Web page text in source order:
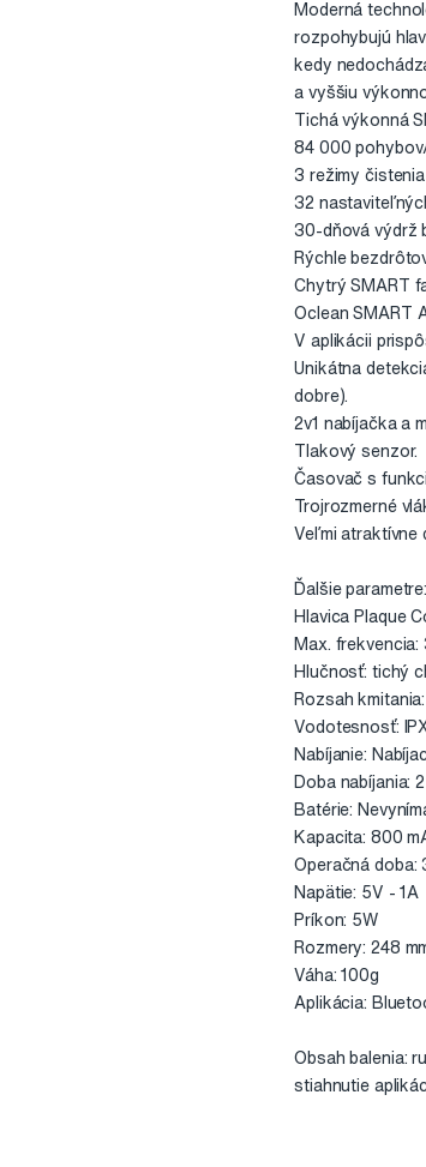
Moderná
rozpohybujú
kedy
a vyššiu
Tichá výkonná
84 000
3 režimy
32
30-dňová výdrž
Rýchle
Chytrý SMART
Oclean SMART
V aplikácii
Unikátna
dobre).
2v1 nabíjačka a
Tlakový senzor.
Časovač s
Trojrozmerné
Veľmi atraktívne
Ďalšie parametre:
Hlavica Plaque
Max. frekvencia:
Hlučnosť: tichý
Rozsah kmitania:
Vodotesnosť:
Nabíjanie:
Doba nabíjania:
Batérie:
Kapacita: 800
Operačná doba:
Napätie: 5V - 1A
Príkon: 5W
Rozmery: 248
Váha: 100g
Aplikácia:
Obsah balenia:
stiahnutie